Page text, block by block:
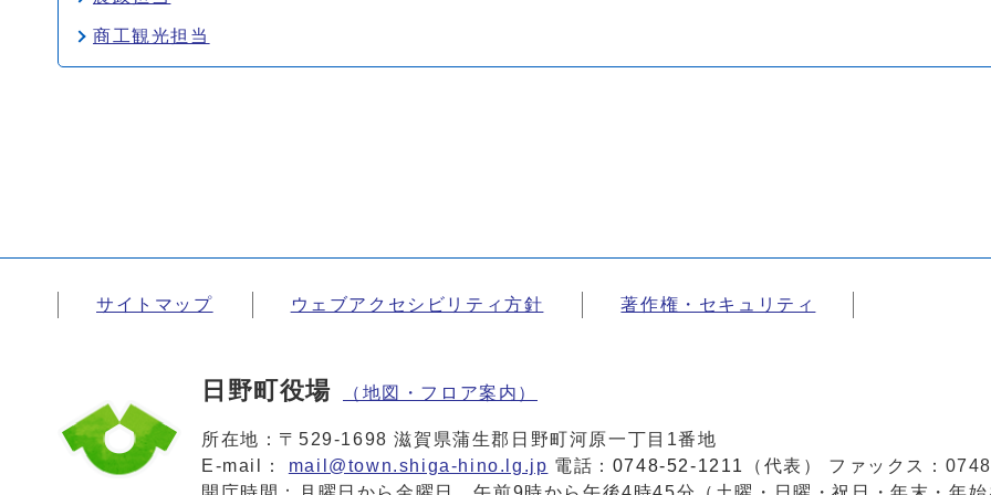
商工観光担当
サイトマップ ウェブアクセシビリティ方針 著作権・セキュリティ
日野町役場 （地図・フロア案内）
所在地：〒529-1698 滋賀県蒲生郡日野町河原一丁目1番地
E-mail： mail@town.shiga-hino.lg.jp 電話： 0748-52-1211
（代表） ファックス：